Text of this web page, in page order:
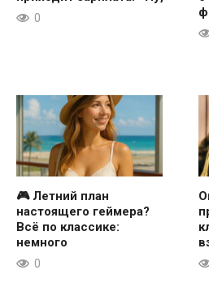
0
🎮 Летний план
настоящего геймера?
Всё по классике:
немного
0